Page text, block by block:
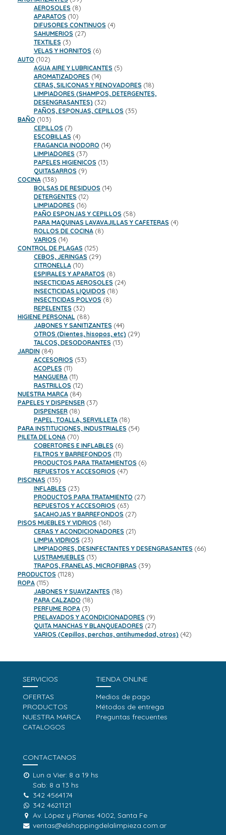
productos
AEROSOLES 88
productos
APARATOS 1010
productos
DIFUSORES CONTINUOS 44
SAHUMERIOS 2727
TEXTILES 33
productos
VELAS Y HORNITOS 66
AUTO 102102
productos
AGUA AIRE Y LUBRICANTES 55
AROMATIZADORES 1414
productos
CERAS, SILICONAS Y RENOVADORES 1818
productos
LIMPIADORES (SHAMPOS, DETERGENTES,
DESENGRASANTES) 3232
productos
PAÑOS, ESPONJAS, CEPILLOS 3535
BAÑO 103103
productos
CEPILLOS 77
productos
ESCOBILLAS 44
productos
FRAGANCIA INODORO 1414
LIMPIADORES 3737
productos
PAPELES HIGIENICOS 1313
QUITASARROS 99
COCINA 138138
productos
BOLSAS DE RESIDUOS 1414
DETERGENTES 1212
productos
LIMPIADORES 1616
productos
PAÑO ESPONJAS Y CEPILLOS 5858
productos
PARA MAQUINAS LAVAVAJILLAS Y CAFETERAS 44
ROLLOS DE COCINA 88
VARIOS 1414
productos
CONTROL DE PLAGAS 125125
productos
CEBOS, JERINGAS 2929
CITRONELLA 1010
productos
ESPIRALES Y APARATOS 88
productos
INSECTICIDAS AEROSOLES 2424
INSECTICIDAS LIQUIDOS 1818
INSECTICIDAS POLVOS 88
REPELENTES 3232
productos
HIGIENE PERSONAL 8888
productos
JABONES Y SANITIZANTES 4444
productos
OTROS (Dientes, hisopos, etc) 2929
TALCOS, DESODORANTES 1313
JARDIN 8484
productos
ACCESORIOS 5353
ACOPLES 1111
productos
MANGUERA 1111
productos
RASTRILLOS 1212
productos
NUESTRA MARCA 8484
productos
PAPELES Y DISPENSER 3737
DISPENSER 1818
productos
PAPEL, TOALLA, SERVILLETA 1818
productos
PARA INSTITUCIONES, INDUSTRIALES 5454
PILETA DE LONA 7070
productos
COBERTORES E INFLABLES 66
productos
FILTROS Y BARREFONDOS 1111
productos
PRODUCTOS PARA TRATAMIENTOS 66
REPUESTOS Y ACCESORIOS 4747
PISCINAS 135135
productos
INFLABLES 2323
productos
PRODUCTOS PARA TRATAMIENTO 2727
REPUESTOS Y ACCESORIOS 6363
productos
SACAHOJAS Y BARREFONDOS 2727
PISOS MUEBLES Y VIDRIOS 161161
productos
CERAS Y ACONDICIONADORES 2121
LIMPIA VIDRIOS 2323
productos
LIMPIADORES, DESINFECTANTES Y DESENGRASANTES 6666
LUSTRAMUEBLES 1313
productos
TRAPOS, FRANELAS, MICROFIBRAS 3939
PRODUCTOS 11281128
ROPA 115115
productos
JABONES Y SUAVIZANTES 1818
PARA CALZADO 1818
PERFUME ROPA 33
productos
PRELAVADOS Y ACONDICIONADORES 99
productos
QUITA MANCHAS Y BLANQUEADORES 2727
productos
VARIOS (Cepillos, perchas, antihumedad, otros) 4242
SERVICIOS
OFERTAS
PRODUCTOS
NUESTRA MARCA
CATALOGOS
TIENDA ONLINE
Medios de pago
Métodos de entrega
Preguntas frecuentes
CONTACTANOS
Lun a Vier: 8 a 19 hs
Sab: 8 a 13 hs
342 4564174
342 4621121
Av. López y Planes 4002, Santa Fe
ventas@elshoppingdelalimpieza.com.ar